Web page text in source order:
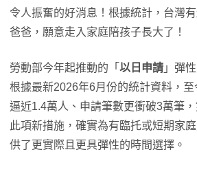
令人振奮的好消息！根據統計，台灣有
爸爸，願意走入家庭陪孩子長大了！
勞動部今年起推動的「 以日申請 」彈性
根據最新2026年6月份的統計資料，
逼近1.4萬人、申請筆數更衝破3萬筆
此項新措施，確實為有臨托或短期家
供了更實際且更具彈性的時間選擇。